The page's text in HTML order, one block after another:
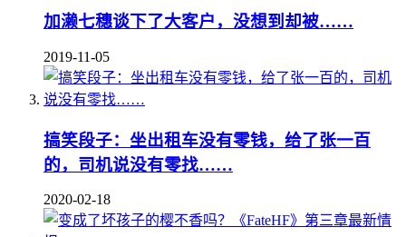
加濑七穗谈下了大客户，没想到却被……
2019-11-05
搞笑段子：坐出租车没有零钱，给了张一百
的，司机说没有零找……
2020-02-18